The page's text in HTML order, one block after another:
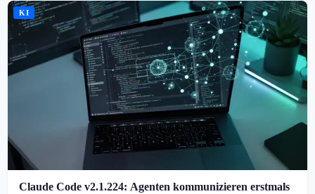
KI
Claude Code v2.1.224: Agenten kommunizieren erstmals